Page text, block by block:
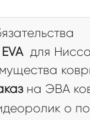
для
на ЭВА
о